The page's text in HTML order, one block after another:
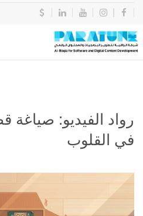
رواد الفيديو: صياغة
في القلوب